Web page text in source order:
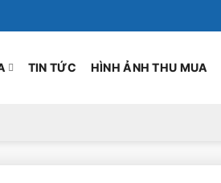
TIN TỨC HÌNH ẢNH THU MUA